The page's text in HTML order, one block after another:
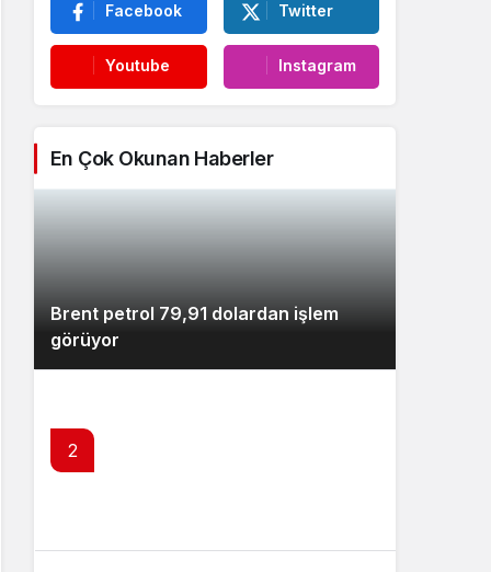
Facebook Twitter
Youtube Instagram
En Çok Okunan Haberler
Brent petrol 79,91 dolardan işlem
görüyor
2